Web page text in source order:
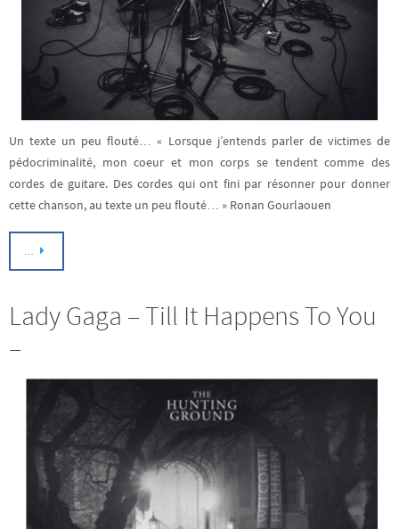
Un texte un peu flouté… « Lorsque j’entends parler de victimes de
pédocriminalité, mon coeur et mon corps se tendent comme des
cordes de guitare. Des cordes qui ont fini par résonner pour donner
cette chanson, au texte un peu flouté… » Ronan Gourlaouen
…
Lady Gaga – Till It Happens To You
–